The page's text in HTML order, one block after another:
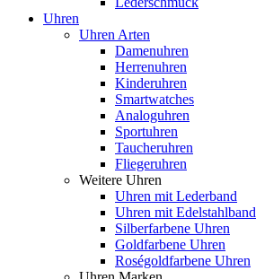
Uhren
Uhren Arten
Damenuhren
Herrenuhren
Kinderuhren
Smartwatches
Analoguhren
Sportuhren
Taucheruhren
Fliegeruhren
Weitere Uhren
Uhren mit Lederband
Uhren mit Edelstahlband
Silberfarbene Uhren
Goldfarbene Uhren
Roségoldfarbene Uhren